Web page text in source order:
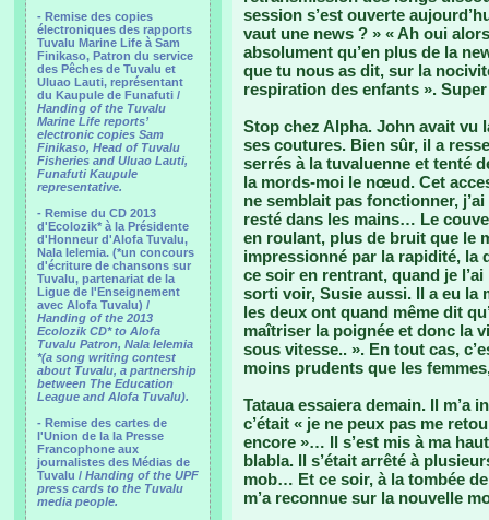
- Remise des copies
électroniques des rapports
Tuvalu Marine Life à Sam
Finikaso, Patron du service
des Pêches de Tuvalu et
Uluao Lauti, représentant
du Kaupule de Funafuti /
Handing of the Tuvalu
Marine Life reports’
electronic copies Sam
Finikaso, Head of Tuvalu
Fisheries and Uluao Lauti,
Funafuti Kaupule
representative.
- Remise du CD 2013
d'Ecolozik* à la Présidente
d'Honneur d'Alofa Tuvalu,
Nala Ielemia. (*un concours
d'écriture de chansons sur
Tuvalu, partenariat de la
Ligue de l'Enseignement
avec Alofa Tuvalu) /
Handing of the 2013
Ecolozik CD* to Alofa
Tuvalu Patron, Nala Ielemia
*(a song writing contest
about Tuvalu, a partnership
between The Education
League and Alofa Tuvalu).
- Remise des cartes de
l'Union de la la Presse
Francophone aux
journalistes des Médias de
Tuvalu / Handing of the UPF
press cards to the Tuvalu
media people.
session s’est ouverte
vaut une news ? » « Ah oui
absolument qu’en plus de la
que tu nous as dit, sur la
respiration des enfants ».
Stop chez Alpha. John avait vu
ses coutures. Bien sûr, il a
serrés à la tuvaluenne et tenté
la mords-moi le nœud. Cet
ne semblait pas fonctionner,
resté dans les mains… Le
en roulant, plus de bruit que le
impressionné par la rapidité,
ce soir en rentrant, quand je
sorti voir, Susie aussi. Il a eu la
les deux ont quand même dit
maîtriser la poignée et donc la
sous vitesse.. ». En tout cas,
moins prudents que les
Tataua essaiera demain. Il m’a
c’était « je ne peux pas me
encore »… Il s’est mis à ma
blabla. Il s’était arrêté à
mob… Et ce soir, à la tombée
m’a reconnue sur la nouvelle